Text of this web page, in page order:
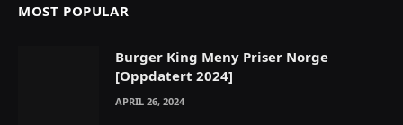
MOST POPULAR
Burger King Meny Priser Norge
[Oppdatert 2024]
APRIL 26, 2024